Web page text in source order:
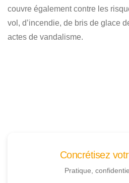
couvre également contre les
vol, d’incendie, de bris de glace
actes de vandalisme.
Concrétisez
Pratique,